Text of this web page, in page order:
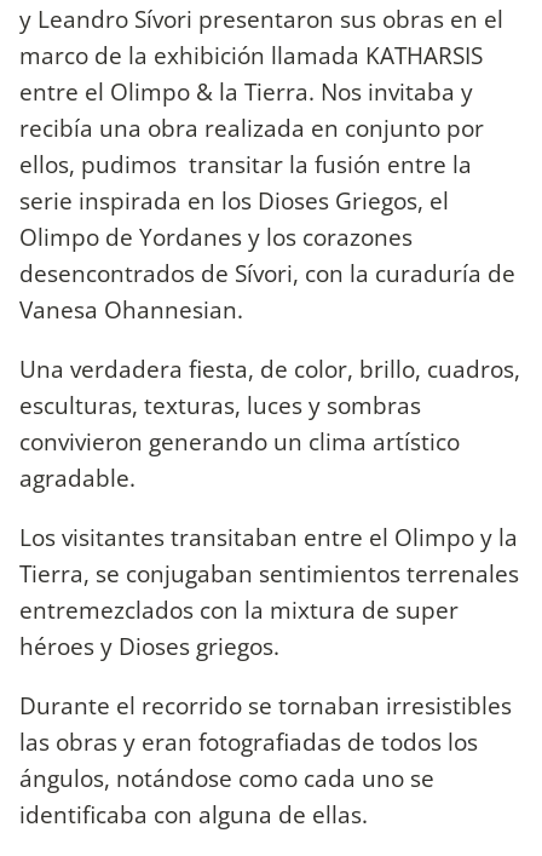
y Leandro Sívori presentaron sus obras en el
marco de la exhibición llamada KATHARSIS
entre el Olimpo & la Tierra. Nos invitaba y
recibía una obra realizada en conjunto por
ellos, pudimos transitar la fusión entre la
serie inspirada en los Dioses Griegos, el
Olimpo de Yordanes y los corazones
desencontrados de Sívori, con la curaduría de
Vanesa Ohannesian.
Una verdadera fiesta, de color, brillo, cuadros,
esculturas, texturas, luces y sombras
convivieron generando un clima artístico
agradable.
Los visitantes transitaban entre el Olimpo y la
Tierra, se conjugaban sentimientos terrenales
entremezclados con la mixtura de super
héroes y Dioses griegos.
Durante el recorrido se tornaban irresistibles
las obras y eran fotografiadas de todos los
ángulos, notándose como cada uno se
identificaba con alguna de ellas.